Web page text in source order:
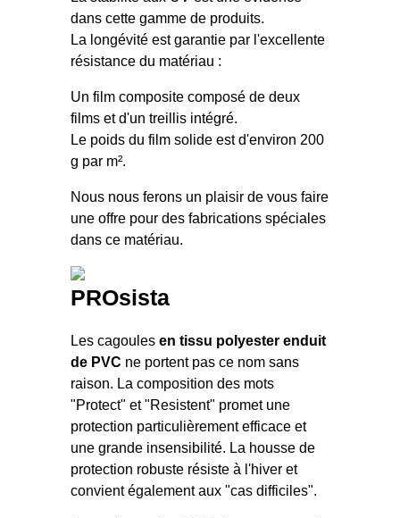
dans cette gamme de produits.
La longévité est garantie par l'excellente
résistance du matériau :
Un film composite composé de deux
films et d'un treillis intégré.
Le poids du film solide est d'environ 200
g par m².
Nous nous ferons un plaisir de vous faire
une offre pour des fabrications spéciales
dans ce matériau.
PROsista
Les cagoules en tissu polyester enduit
de PVC ne portent pas ce nom sans
raison. La composition des mots
"Protect" et "Resistent" promet une
protection particulièrement efficace et
une grande insensibilité. La housse de
protection robuste résiste à l'hiver et
convient également aux "cas difficiles".